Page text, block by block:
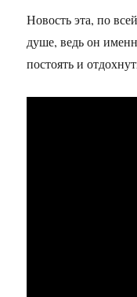
Новость эта, по
душе, ведь он
постоять и